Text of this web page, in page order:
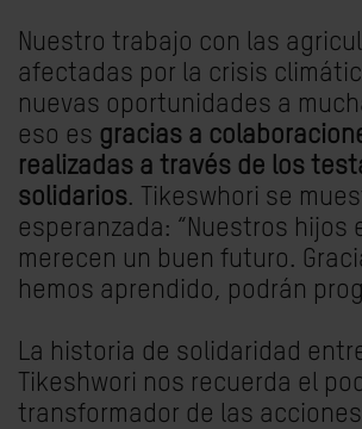
Nuestro trabajo con las
afectadas por la crisis
nuevas oportunidades a
eso es gracias a
realizadas a través de los
solidarios. Tikeswhori se
esperanzada: “Nuestros hijos
merecen un buen futuro.
hemos aprendido, podrán
La historia de solidaridad
Tikeshwori nos recuerda el
transformador de las